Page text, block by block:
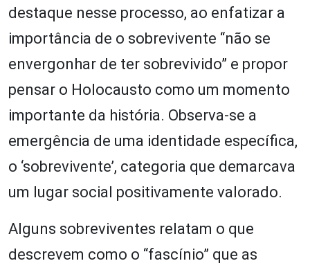
destaque nesse processo, ao enfatizar a
importância de o sobrevivente “não se
envergonhar de ter sobrevivido” e propor
pensar o Holocausto como um momento
importante da história. Observa-se a
emergência de uma identidade específica,
o ‘sobrevivente’, categoria que demarcava
um lugar social positivamente valorado.
Alguns sobreviventes relatam o que
descrevem como o “fascínio” que as